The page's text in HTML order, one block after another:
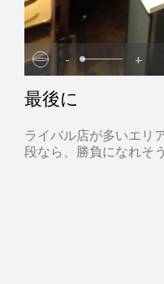
- +
最後に
ライバル店が多いエリ
段なら、勝負になれそ